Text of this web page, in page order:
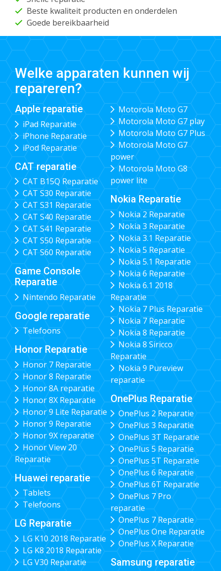
Beste kwaliteit producten en onderdelen
Goede bereikbaarheid
Welke apparaten kunnen wij
repareren?
Apple reparatie
iPad Reparatie
iPhone Reparatie
iPod Reparatie
CAT reparatie
CAT B15Q Reparatie
CAT S30 Reparatie
CAT S31 Reparatie
CAT S40 Reparatie
CAT S41 Reparatie
CAT S50 Reparatie
CAT S60 Reparatie
Game Console
Reparatie
Nintendo Reparatie
Google reparatie
Telefoons
Honor Reparatie
Honor 7 Reparatie
Honor 8 Reparatie
Honor 8A reparatie
Honor 8X Reparatie
Honor 9 Lite Reparatie
Honor 9 Reparatie
Honor 9X reparatie
Honor View 20
Reparatie
Huawei reparatie
Tablets
Telefoons
LG Reparatie
LG K10 2018 Reparatie
LG K8 2018 Reparatie
LG V30 Reparatie
Motorola Moto G7
Motorola Moto G7 play
Motorola Moto G7 Plus
Motorola Moto G7
power
Motorola Moto G8
power lite
Nokia Reparatie
Nokia 2 Reparatie
Nokia 3 Reparatie
Nokia 3.1 Reparatie
Nokia 5 Reparatie
Nokia 5.1 Reparatie
Nokia 6 Reparatie
Nokia 6.1 2018
Reparatie
Nokia 7 Plus Reparatie
Nokia 7 Reparatie
Nokia 8 Reparatie
Nokia 8 Siricco
Reparatie
Nokia 9 Pureview
reparatie
OnePlus Reparatie
OnePlus 2 Reparatie
OnePlus 3 Reparatie
OnePlus 3T Reparatie
OnePlus 5 Reparatie
OnePlus 5T Reparatie
OnePlus 6 Reparatie
OnePlus 6T Reparatie
OnePlus 7 Pro
reparatie
OnePlus 7 Reparatie
OnePlus One Reparatie
OnePlus X Reparatie
Samsung reparatie